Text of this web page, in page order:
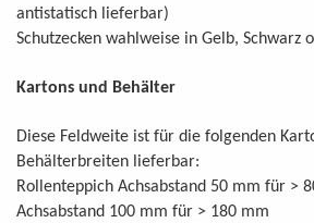
antistatisch lieferbar)
Schutzecken wahlweise in Gelb, Schwarz
Kartons und Behälter
Diese Feldweite ist für die folgenden
Behälterbreiten lieferbar:
Rollenteppich Achsabstand 50 mm für >
Achsabstand 100 mm für > 180 mm